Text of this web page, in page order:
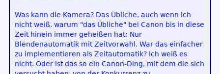
Was kann die Kamera? Das Übliche, auch wenn ich
nicht weiß, warum "das Übliche" bei Canon bis in diese
Zeit hinein immer geheißen hat: Nur
Blendenautomatik mit Zeitvorwahl. War das einfacher
zu implementieren als Zeitautomatik? Ich weiß es
nicht. Oder ist das so ein Canon-Ding, mit dem die sich